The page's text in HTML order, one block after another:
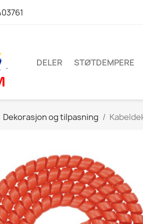
DELER STØTDEMPERE
Dekorasjon og tilpasning